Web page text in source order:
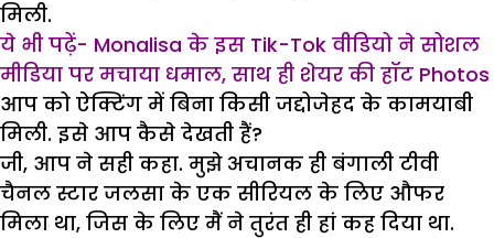
मिली.
ये भी पढ़ें- Monalisa के इस Tik-Tok वीडियो ने सोशल
मीडिया पर मचाया धमाल, साथ ही शेयर की हॉट Photos
आप को ऐक्टिंग में बिना किसी जद्दोजेहद के कामयाबी
मिली. इसे आप कैसे देखती हैं?
जी, आप ने सही कहा. मुझे अचानक ही बंगाली टीवी
चैनल स्टार जलसा के एक सीरियल के लिए औफर
मिला था, जिस के लिए मैं ने तुरंत ही हां कह दिया था.